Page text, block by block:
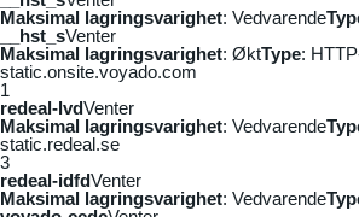
Maksimal lagringsvarighet: Vedvarende
__hst_sVenter
Maksimal lagringsvarighet: ØktType:
static.onsite.voyado.com
1
redeal-lvdVenter
Maksimal lagringsvarighet: Vedvarende
static.redeal.se
3
redeal-idfdVenter
Maksimal lagringsvarighet: Vedvarende